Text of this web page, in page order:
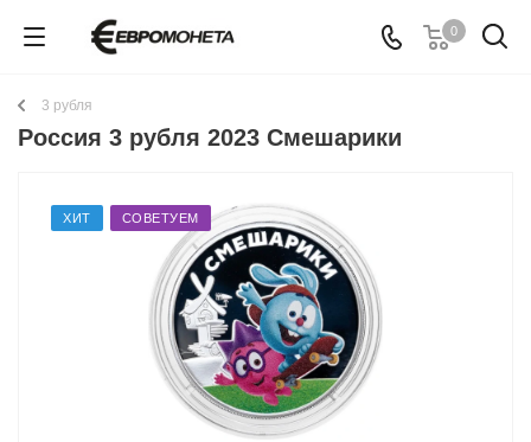
0
3 рубля
Россия 3 рубля 2023 Смешарики
ХИТ СОВЕТУЕМ